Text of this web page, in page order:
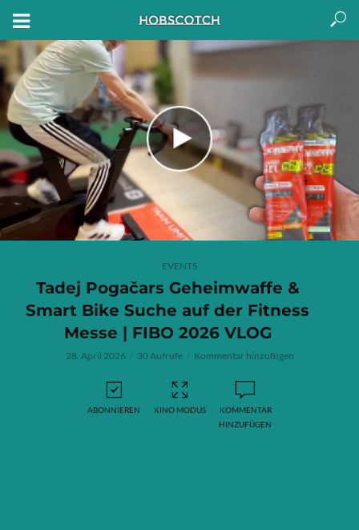
EVENTS
Tadej Pogačars Geheimwaffe &
Smart Bike Suche auf der Fitness
Messe | FIBO 2026 VLOG
28. April 2026 30 Aufrufe Kommentar hinzufügen
ABONNIEREN KINO MODUS
KOMMENTAR
HINZUFÜGEN